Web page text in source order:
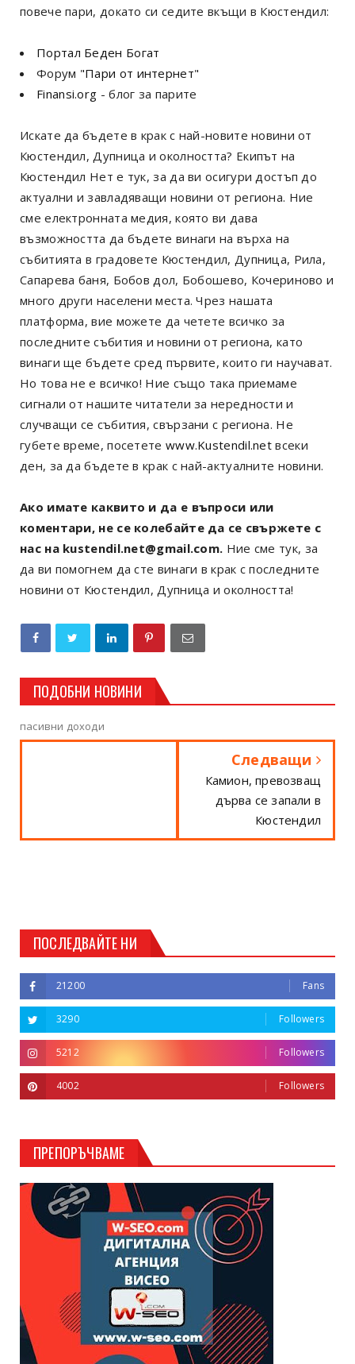
повече пари, докато си седите вкъщи в Кюстендил:
Портал Беден Богат
Форум "Пари от интернет"
Finansi.org - блог за парите
Искате да бъдете в крак с най-новите новини от
Кюстендил, Дупница и околността? Екипът на
Кюстендил Нет е тук, за да ви осигури достъп до
актуални и завладяващи новини от региона. Ние
сме електронната медия, която ви дава
възможността да бъдете винаги на върха на
събитията в градовете Кюстендил, Дупница, Рила,
Сапарева баня, Бобов дол, Бобошево, Кочериново и
много други населени места. Чрез нашата
платформа, вие можете да четете всичко за
последните събития и новини от региона, като
винаги ще бъдете сред първите, които ги научават.
Но това не е всичко! Ние също така приемаме
сигнали от нашите читатели за нередности и
случващи се събития, свързани с региона. Не
губете време, посетете www.Kustendil.net всеки
ден, за да бъдете в крак с най-актуалните новини.
Ако имате каквито и да е въпроси или
коментари, не се колебайте да се свържете с
нас на kustendil.net@gmail.com. Ние сме тук, за
да ви помогнем да сте винаги в крак с последните
новини от Кюстендил, Дупница и околността!
ПОДОБНИ НОВИНИ
пасивни доходи
Следващи
Камион, превозващ
дърва се запали в
Кюстендил
ПОСЛЕДВАЙТЕ НИ
21200 Fans
3290 Followers
5212 Followers
4002 Followers
ПРЕПОРЪЧВАМЕ